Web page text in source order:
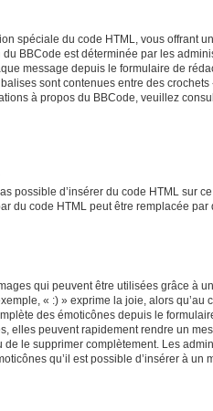
spéciale du code HTML, vous offrant
du BBCode est déterminée par les
message depuis le formulaire de
sont contenues entre des
à propos du BBCode, veuillez
possible d’insérer du code HTML sur
du code HTML peut être remplacée par
qui peuvent être utilisées grâce à
« :) » exprime la joie, alors qu’au
des émoticônes depuis le
elles peuvent rapidement rendre un
le supprimer complètement. Les
qu’il est possible d’insérer à un